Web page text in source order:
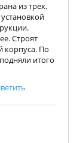
из трех.
Строят
корпуса. По
итого